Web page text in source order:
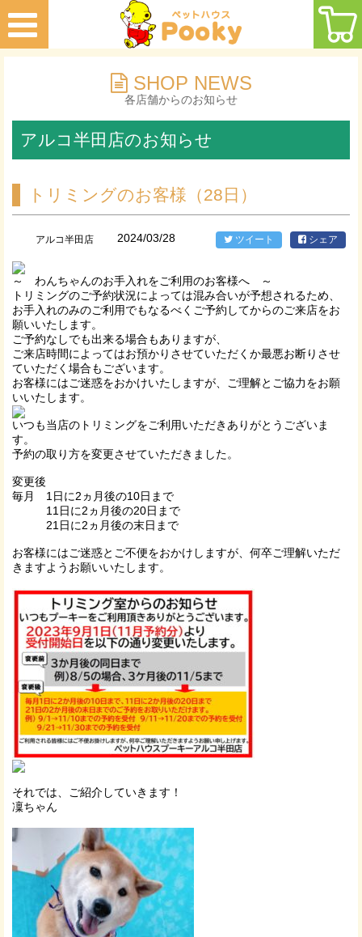
SHOP NEWS
各店舗からのお知らせ
アルコ半田店のお知らせ
トリミングのお客様（28日）
アルコ半田店 2024/03/28 ツイート シェア
～ わんちゃんのお手入れをご利用のお客様へ ～
トリミングのご予約状況によっては混み合いが予想されるため、
お手入れのみのご利用でもなるべくご予約してからのご来店をお
願いいたします。
ご予約なしでも出来る場合もありますが、
ご来店時間によってはお預かりさせていただくか最悪お断りさせ
ていただく場合もございます。
お客様にはご迷惑をおかけいたしますが、ご理解とご協力をお願
いいたします。
いつも当店のトリミングをご利用いただきありがとうございま
す。
予約の取り方を変更させていただきました。
変更後
毎月 1日に2ヵ月後の10日まで
11日に2ヵ月後の20日まで
21日に2ヵ月後の末日まで
お客様にはご迷惑とご不便をおかけしますが、何卒ご理解いただ
きますようお願いいたします。
それでは、ご紹介していきます！
凜ちゃん